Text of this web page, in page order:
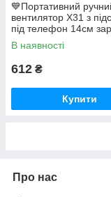
💙Портативний
вентилятор X31 з
під телефон 14см
швидкості
В наявності
612 ₴
Купити
Про нас